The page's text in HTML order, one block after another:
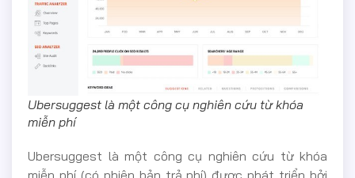
Ubersuggest là một công cụ nghiên cứu từ khóa
miễn phí
Ubersuggest là một công cụ nghiên cứu từ khóa